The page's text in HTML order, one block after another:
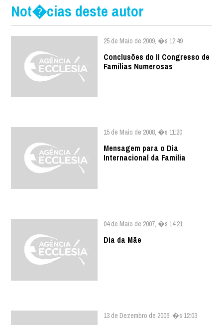
Not�cias deste autor
25 de Maio de 2009, �s 12:49
Conclusões do II Congresso de
Famílias Numerosas
15 de Maio de 2008, �s 11:20
Mensagem para o Dia
Internacional da Família
04 de Maio de 2007, �s 14:21
Dia da Mãe
13 de Dezembro de 2006, �s 12:03